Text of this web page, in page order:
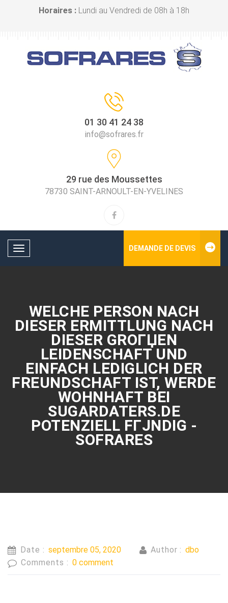
Horaires : Lundi au Vendredi de 08h à 18h
01 30 41 24 38
info@sofrares.fr
29 rue des Moussettes
78730 SAINT-ARNOULT-EN-YVELINES
Toggle
DEMANDE DE DEVIS
WELCHE PERSON NACH
DIESER ERMITTLUNG NACH
DIESER GROГЏEN
LEIDENSCHAFT UND
EINFACH LEDIGLICH DER
FREUNDSCHAFT IST, WERDE
WOHNHAFT BEI
SUGARDATERS.DE
POTENZIELL FГЈNDIG -
SOFRARES
Date : septembre 05, 2020 Author : dbo
Comments : 0 comment